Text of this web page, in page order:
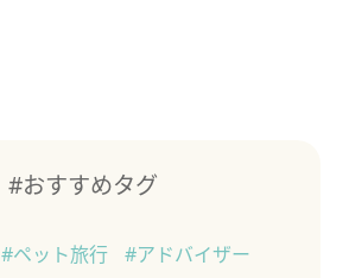
#おすすめタグ
#ペット旅行
#アドバイザー